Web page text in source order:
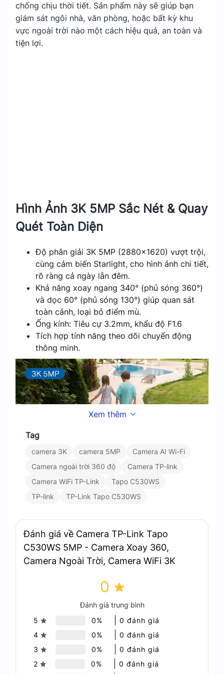
chống chịu thời tiết. Sản phẩm này sẽ giúp bạn
giám sát ngôi nhà, văn phòng, hoặc bất kỳ khu
vực ngoài trời nào một cách hiệu quả, an toàn và
tiện lợi.
Hình Ảnh 3K 5MP Sắc Nét & Quay
Quét Toàn Diện
Độ phân giải 3K 5MP (2880×1620) vượt trội,
cùng cảm biến Starlight, cho hình ảnh chi tiết,
rõ ràng cả ngày lẫn đêm.
Khả năng xoay ngang 340° (phủ sóng 360°)
và dọc 60° (phủ sóng 130°) giúp quan sát
toàn cảnh, loại bỏ điểm mù.
Ống kính: Tiêu cự 3.2mm, khẩu độ F1.6
Tích hợp tính năng theo dõi chuyển động
thông minh.
Hình Ảnh 3K 5MP Sắc Nét & Quay Quét Toàn Diện
Xem thêm
Tag
camera 3K camera 5MP
Camera AI Wi-Fi
Camera ngoài trời 360 độ
Camera TP-link
Camera WiFi TP-Link
Tapo C530WS
TP-link
TP-Link Tapo C530WS
Đánh giá về Camera TP-Link Tapo
C530WS 5MP - Camera Xoay 360,
Camera Ngoài Trời, Camera WiFi 3K
0
Đánh giá trung bình
5
0%
0 đánh giá
4
0%
0 đánh giá
3
0%
0 đánh giá
2
0%
0 đánh giá